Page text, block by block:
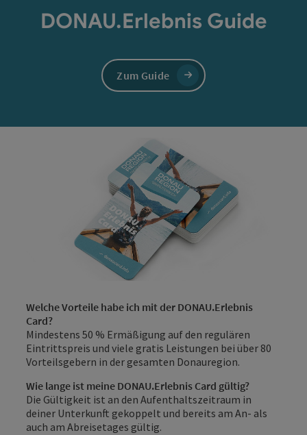
DONAU.Erlebnis Guide
Zum Guide
Welche Vorteile habe ich mit der DONAU.Erlebnis
Card?
Mindestens 50 % Ermäßigung auf den regulären
Eintrittspreis und viele gratis Leistungen bei über 80
Vorteilsgebern in der gesamten Donauregion.
Wie lange ist meine DONAU.Erlebnis Card gültig?
Die Gültigkeit ist an den Aufenthaltszeitraum in
deiner Unterkunft gekoppelt und bereits am An- als
auch am Abreisetages gültig.